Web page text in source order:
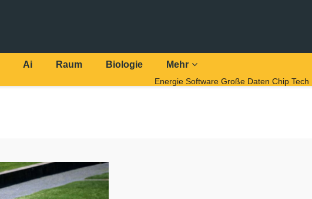
Ai Raum Biologie Mehr
Energie Software Große Daten Chip Tech